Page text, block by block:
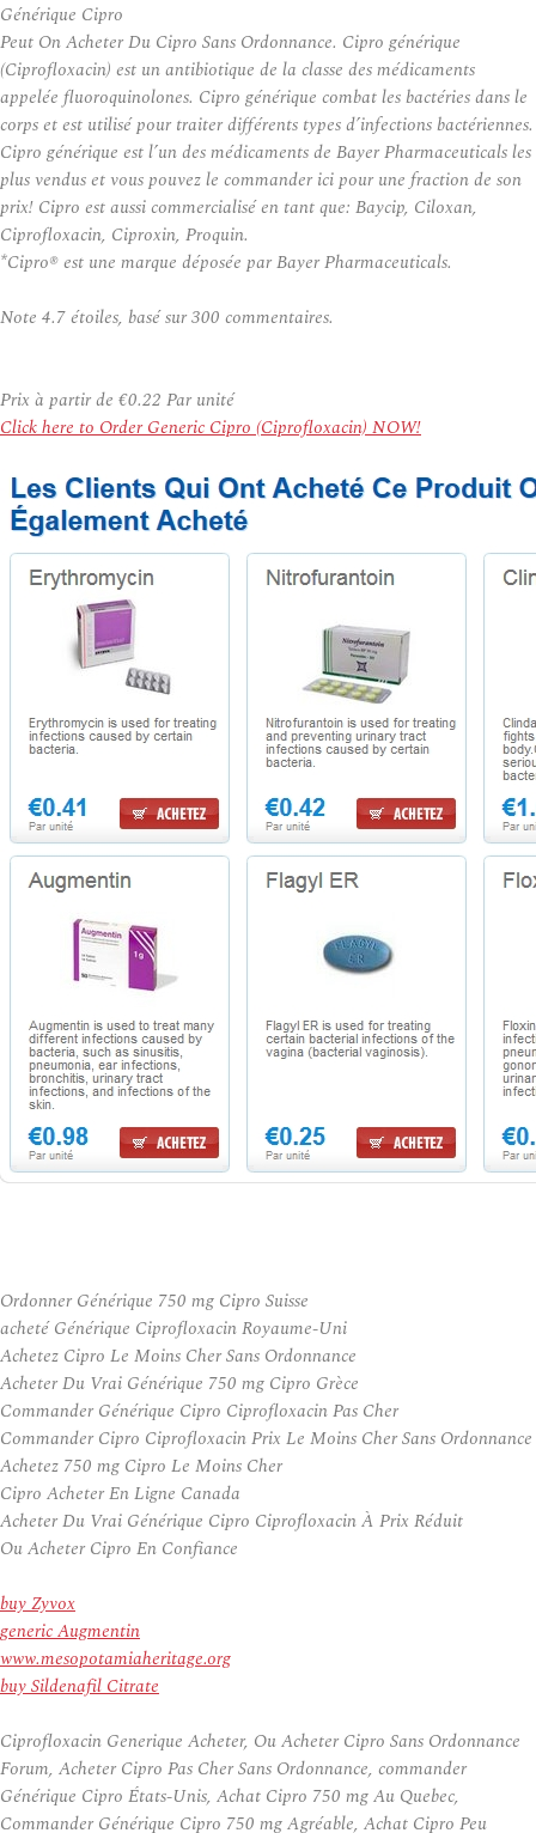
Générique Cipro
Peut On Acheter Du Cipro Sans Ordonnance. Cipro générique
(Ciprofloxacin) est un antibiotique de la classe des médicaments
appelée fluoroquinolones. Cipro générique combat les bactéries dans le
corps et est utilisé pour traiter différents types d’infections bactériennes.
Cipro générique est l’un des médicaments de Bayer Pharmaceuticals les
plus vendus et vous pouvez le commander ici pour une fraction de son
prix! Cipro est aussi commercialisé en tant que: Baycip, Ciloxan,
Ciprofloxacin, Ciproxin, Proquin.
*Cipro® est une marque déposée par Bayer Pharmaceuticals.
Note 4.7étoiles, basé sur300 commentaires.
Prix à partir de €0.22 Par unité
Click here to Order Generic Cipro (Ciprofloxacin) NOW!
Ordonner Générique 750 mg Cipro Suisse
acheté Générique Ciprofloxacin Royaume-Uni
Achetez Cipro Le Moins Cher Sans Ordonnance
Acheter Du Vrai Générique 750 mg Cipro Grèce
Commander Générique Cipro Ciprofloxacin Pas Cher
Commander Cipro Ciprofloxacin Prix Le Moins Cher Sans Ordonnance
Achetez 750 mg Cipro Le Moins Cher
Cipro Acheter En Ligne Canada
Acheter Du Vrai Générique Cipro Ciprofloxacin À Prix Réduit
Ou Acheter Cipro En Confiance
buy Zyvox
generic Augmentin
www.mesopotamiaheritage.org
buy Sildenafil Citrate
Ciprofloxacin Generique Acheter, Ou Acheter Cipro Sans Ordonnance
Forum, Acheter Cipro Pas Cher Sans Ordonnance, commander
Générique Cipro États-Unis, Achat Cipro 750 mg Au Quebec,
Commander Générique Cipro 750 mg Agréable, Achat Cipro Peu